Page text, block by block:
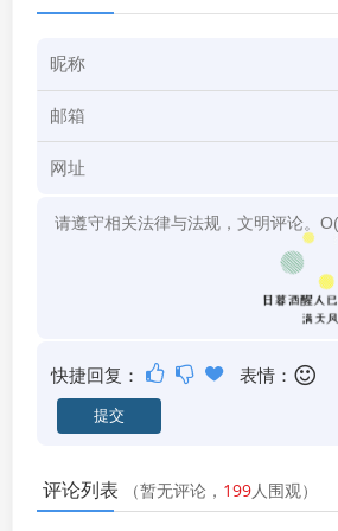
快捷回复： 表情：
评论列表 （暂无评论， 199人围观）